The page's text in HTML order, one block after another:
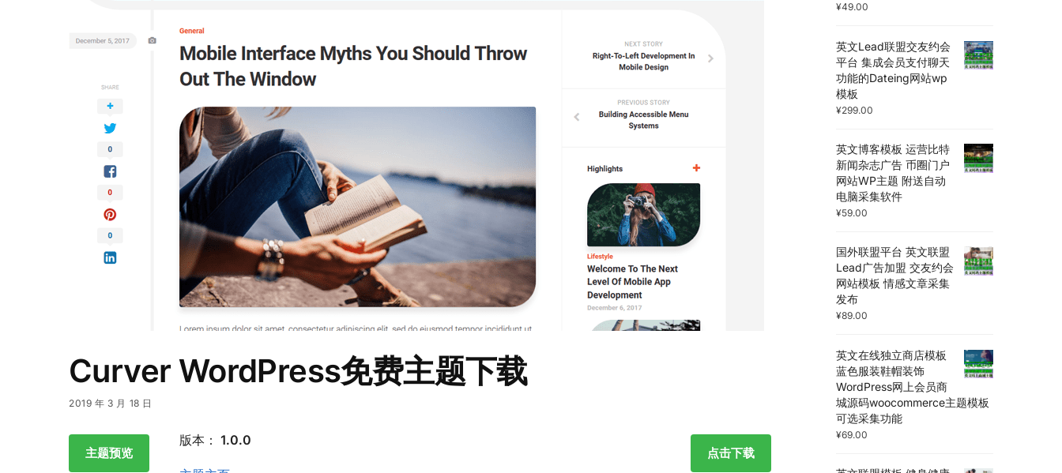
Curver WordPress免费主题下载
2019 年 3 月 18 日
主题预览 点击下载
版本： 1.0.0
¥49.00
英文Lead联盟交友约会
平台 集成会员支付聊天
功能的Dateing网站wp
模板
¥299.00
英文博客模板 运营比特
新闻杂志广告 币圈门户
网站WP主题 附送自动
电脑采集软件
¥59.00
国外联盟平台 英文联盟
Lead广告加盟 交友约会
网站模板 情感文章采集
发布
¥89.00
英文在线独立商店模板
蓝色服装鞋帽装饰
WordPress网上会员商
城源码woocommerce主题模板
可选采集功能
¥69.00